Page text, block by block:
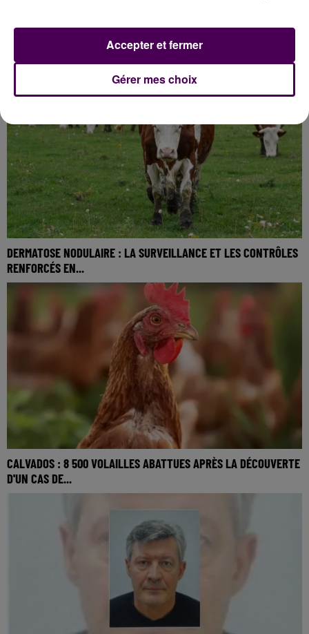
COURSEULLES-SUR-MER : TROIS BATEAUX DÉTRUITS PAR UN
INCENDIE
DERMATOSE NODULAIRE : LA SURVEILLANCE ET LES CONTRÔLES
RENFORCÉS EN...
CALVADOS : 8 500 VOLAILLES ABATTUES APRÈS LA DÉCOUVERTE
D'UN CAS DE...
Gérer mes choix
Accepter et fermer